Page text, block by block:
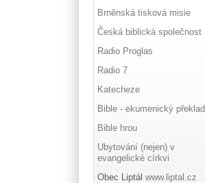
Brněnská tisková misie
Česká biblická společnost
Radio Proglas
Radio 7
Katecheze
Bible - ekumenický překlad
Bible hrou
Ubytování (nejen) v
evangelické církvi
Obec Liptálwww.liptal.cz